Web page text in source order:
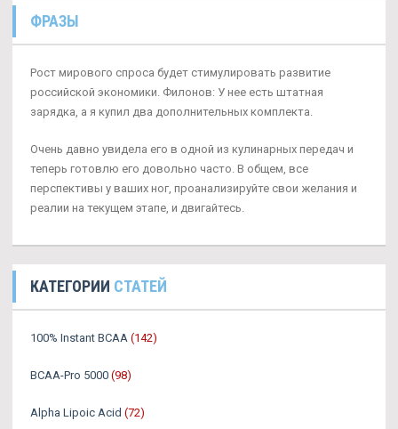
ФРАЗЫ
Рост мирового спроса будет стимулировать развитие
российской экономики. Филонов: У нее есть штатная
зарядка, а я купил два дополнительных комплекта.
Очень давно увидела его в одной из кулинарных передач и
теперь готовлю его довольно часто. В общем, все
перспективы у ваших ног, проанализируйте свои желания и
реалии на текущем этапе, и двигайтесь.
КАТЕГОРИИ СТАТЕЙ
100% Instant BCAA (142)
BCAA-Pro 5000 (98)
Alpha Lipoic Acid (72)